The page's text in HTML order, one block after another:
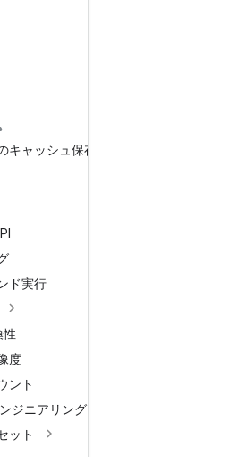
キャッシュ保存
ド実行
性
度
ント
ジニアリング
ット